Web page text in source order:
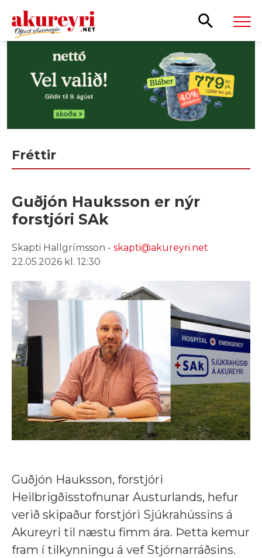
Fréttir
Guðjón Hauksson er nýr
forstjóri SAk
Skapti Hallgrímsson - skapti@akureyri.net
22.05.2026 kl. 12:30
Guðjón Hauksson, forstjóri
Heilbrigðisstofnunar Austurlands, hefur
verið skipaður forstjóri Sjúkrahússins á
Akureyri til næstu fimm ára. Þetta kemur
fram í tilkynningu á vef Stjórnarráðsins.